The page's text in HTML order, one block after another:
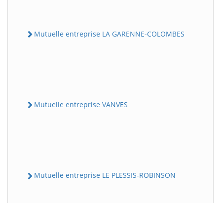
Mutuelle entreprise LA GARENNE-COLOMBES
Mutuelle entreprise VANVES
Mutuelle entreprise LE PLESSIS-ROBINSON